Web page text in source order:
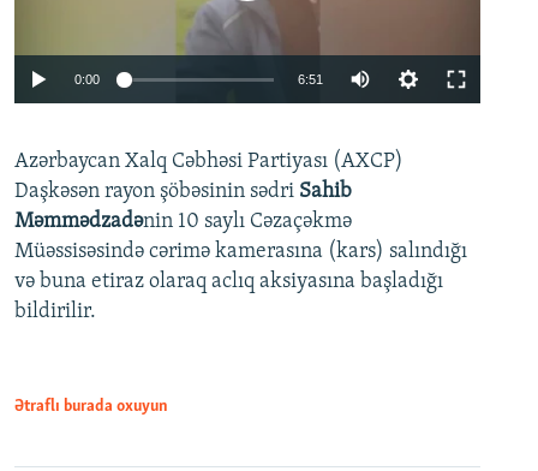
Auto 240p 360p
720p 1080p
0:00 6:51
360p
720p
1080p
Azərbaycan Xalq Cəbhəsi Partiyası (AXCP)
Daşkəsən rayon şöbəsinin sədri Sahib
Məmmədzadənin 10 saylı Cəzaçəkmə
Müəssisəsində cərimə kamerasına (kars) salındığı
və buna etiraz olaraq aclıq aksiyasına başladığı
bildirilir.
Ətraflı burada oxuyun